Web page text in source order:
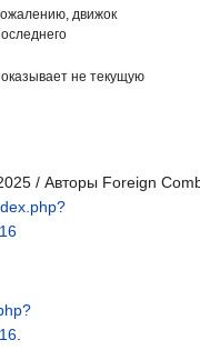
движок
не текущую
/ Авторы Foreign